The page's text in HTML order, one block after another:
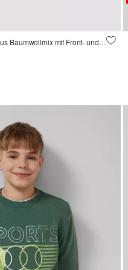
Kapuzen-Sweatshirt aus Baumwollmix mit Front- und Ärmelprint